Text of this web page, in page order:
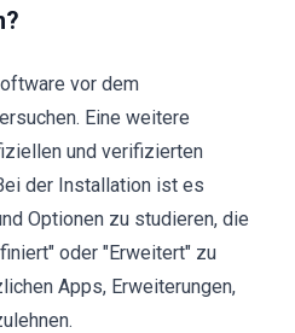
vor dem
Eine weitere
und verifizierten
der Installation ist es
Optionen zu studieren, die
oder "Erweitert" zu
Apps, Erweiterungen,